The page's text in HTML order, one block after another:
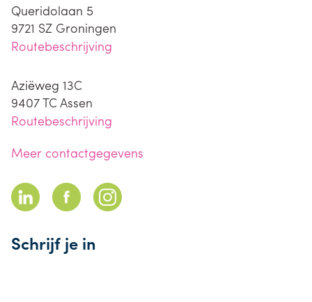
Queridolaan 5
9721 SZ Groningen
Routebeschrijving
Aziëweg 13C
9407 TC Assen
Routebeschrijving
Meer contactgegevens
Schrijf je in